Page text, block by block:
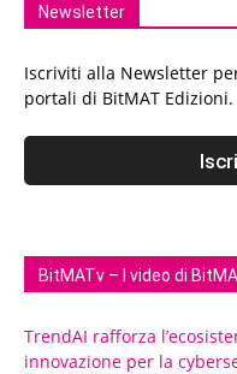
Newsletter
Iscriviti alla Newsletter
portali di BitMAT Edizioni.
BitMATv – I video di
TrendAI rafforza
innovazione per la